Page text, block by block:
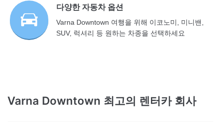
다양한 자동차 옵션
Varna Downtown 여행을 위해 이코노미, 미니밴,
SUV, 럭셔리 등 원하는 차종을 선택하세요
Varna Downtown 최고의 렌터카 회사